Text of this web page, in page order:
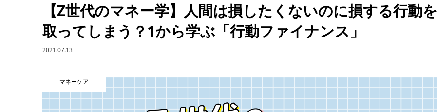
【Z世代のマネー学】人間は損したくないのに損する行動を
取ってしまう？1から学ぶ「行動ファイナンス」
2021.07.13
マネーケア